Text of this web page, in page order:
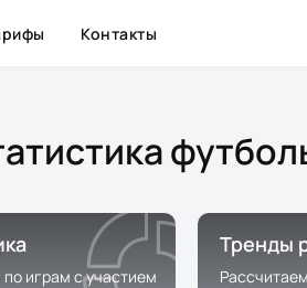
Контакты
играм с участием
Тренды